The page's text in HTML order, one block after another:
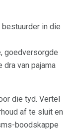
in die
goedversorgde
van pajama
die tyd. Vertel
af te sluit en
boodskappe